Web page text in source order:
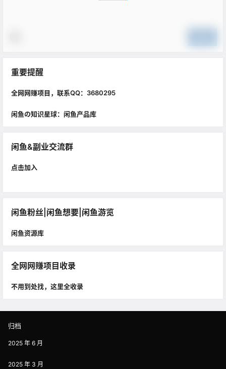
重要提醒
全网网赚项目，联系QQ：3680295
闲鱼の知识星球：闲鱼产品库
闲鱼&副业交流群
点击加入
闲鱼粉丝|闲鱼想要|闲鱼游览
闲鱼资源库
全网网赚项目收录
不用到处找，这里全收录
归档
2025 年 6 月
2025 年 3 月